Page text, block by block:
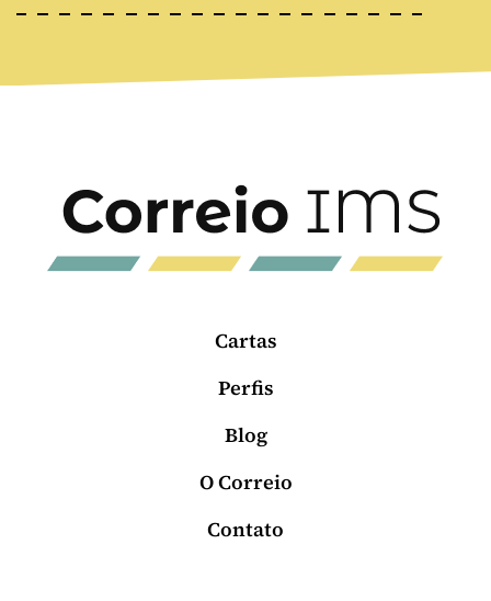
Cartas
Perfis
Blog
O Correio
Contato